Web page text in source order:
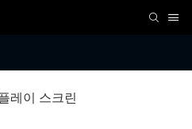
레이 스크린